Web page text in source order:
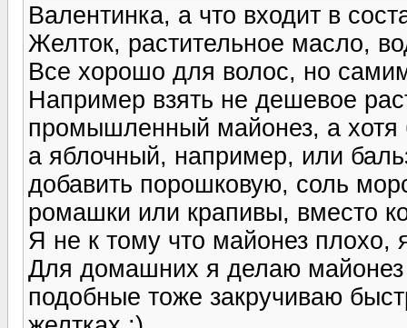
Валентинка, а что входит в
Желток, растительное масло,
Все хорошо для волос, но
Например взять не дешевое
промышленный майонез, а
а яблочный, например, или
добавить порошковую, соль
ромашки или крапивы, вместо
Я не к тому что майонез
Для домашних я делаю майонез
подобные тоже закручиваю